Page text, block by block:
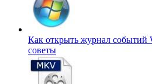
Как открыть журнал событий
советы